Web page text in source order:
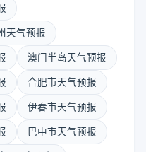
天气预报
澳门半岛天气预报
合肥市天气预报
伊春市天气预报
巴中市天气预报